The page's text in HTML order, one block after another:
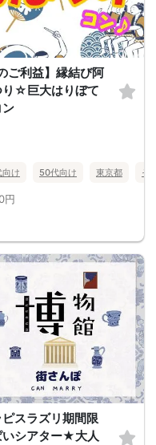
ご利益】縁結び阿
り☆巨大はりぼて
け 50代向け 東京都 そ
円
スラズリ期間限
いシアター★大人